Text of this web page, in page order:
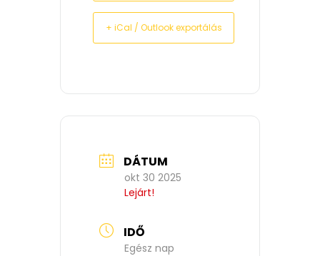
+ iCal / Outlook exportálás
DÁTUM
okt 30 2025
Lejárt!
IDŐ
Egész nap